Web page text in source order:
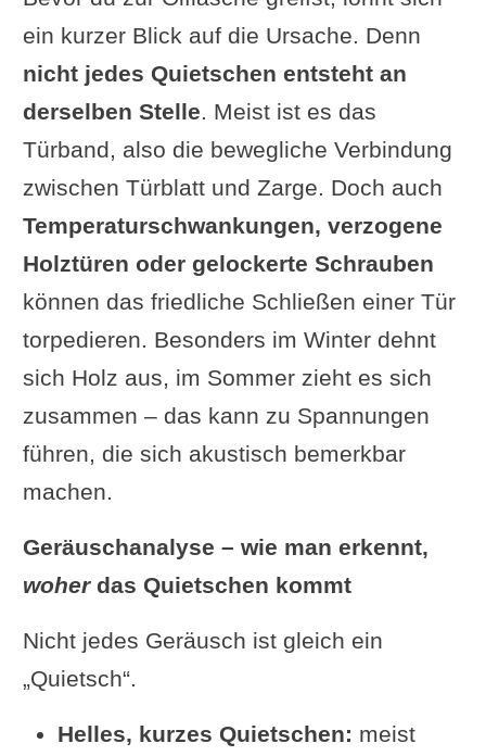
ein kurzer Blick auf die Ursache. Denn
nicht jedes Quietschen entsteht an
derselben Stelle. Meist ist es das
Türband, also die bewegliche Verbindung
zwischen Türblatt und Zarge. Doch auch
Temperaturschwankungen, verzogene
Holztüren oder gelockerte Schrauben
können das friedliche Schließen einer Tür
torpedieren. Besonders im Winter dehnt
sich Holz aus, im Sommer zieht es sich
zusammen – das kann zu Spannungen
führen, die sich akustisch bemerkbar
machen.
Geräuschanalyse – wie man erkennt,
woherdas Quietschen kommt
Nicht jedes Geräusch ist gleich ein
„Quietsch“.
Helles, kurzes Quietschen: meist